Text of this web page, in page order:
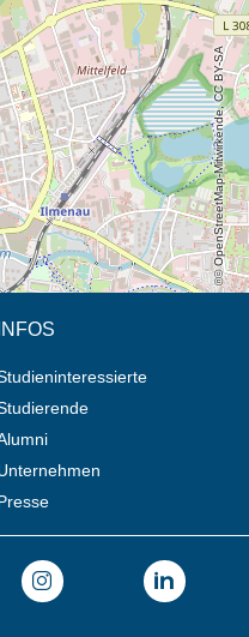
© OpenStreetMap-Mitwirkende, CC BY-SA
INFOS